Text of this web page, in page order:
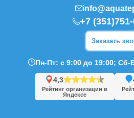
+7
Заказать
Пн-Пт: с 9:00 до 19:00; Сб-
4,3
Рейтинг организации в
Яндексе